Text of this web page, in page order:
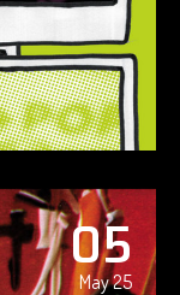
05
May 25